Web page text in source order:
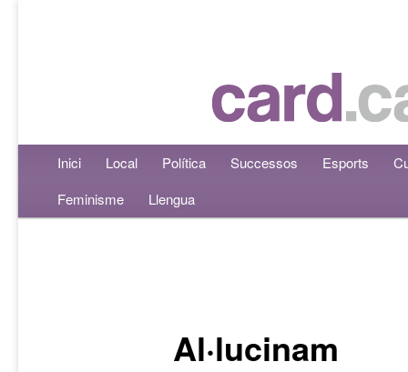
Menú principalAneu al contingut principal
Aneu al contingut secundari
Inici Local Política Successos Esports
Feminisme
Llengua
Al·lucinam